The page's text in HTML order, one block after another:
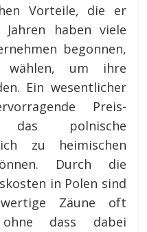
Vorteile, die er
haben viele
begonnen,
wählen, um ihre
Ein wesentlicher
Preis-
das polnische
zu heimischen
Durch die
in Polen sind
Zäune oft
dass dabei